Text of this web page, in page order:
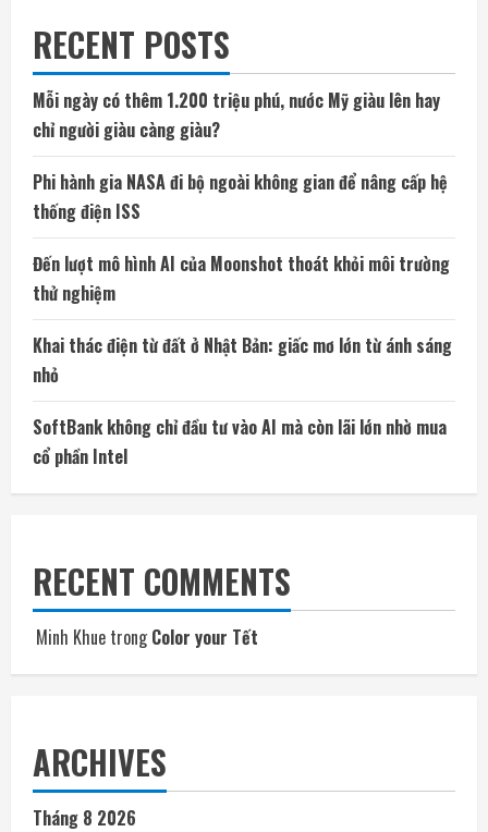
RECENT POSTS
Mỗi ngày có thêm 1.200 triệu phú, nước Mỹ giàu lên hay
chỉ người giàu càng giàu?
Phi hành gia NASA đi bộ ngoài không gian để nâng cấp hệ
thống điện ISS
Đến lượt mô hình AI của Moonshot thoát khỏi môi trường
thử nghiệm
Khai thác điện từ đất ở Nhật Bản: giấc mơ lớn từ ánh sáng
nhỏ
SoftBank không chỉ đầu tư vào AI mà còn lãi lớn nhờ mua
cổ phần Intel
RECENT COMMENTS
Minh Khue trongColor your Tết
ARCHIVES
Tháng 8 2026